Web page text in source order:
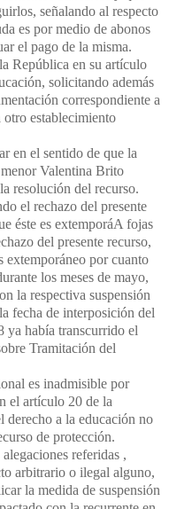
señalando al respecto
es por medio de abonos
el pago de la misma.
República en su artículo
solicitando además
correspondiente a
otro establecimiento
en el sentido de que la
Valentina Brito
resolución del recurso.
el rechazo del presente
éste es extemporáA fojas
del presente recurso,
extemporáneo por cuanto
los meses de mayo,
la respectiva suspensión
fecha de interposición del
ya había transcurrido el
Tramitación del
es inadmisible por
el artículo 20 de la
a la educación no
de protección.
referidas ,
arbitrario o ilegal alguno,
la medida de suspensión